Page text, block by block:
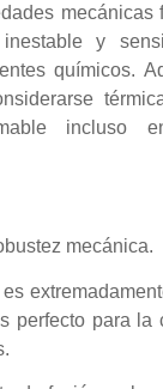
mecánicas
y
químicos.
incluso
mecánica.
perfecto para la